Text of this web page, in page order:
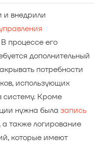
и внедрили
В процессе его
дополнительный
потребности
использующих
систему. Кроме
нужна была запись
а также логирование
которые имеют